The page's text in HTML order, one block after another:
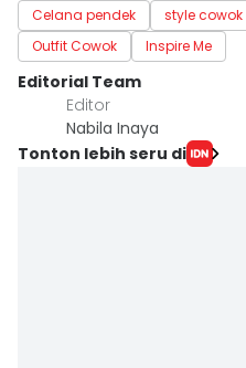
Celana pendek style cowok
Outfit Cowok
Inspire Me
Editorial Team
Editor
Nabila Inaya
Tonton lebih seru di